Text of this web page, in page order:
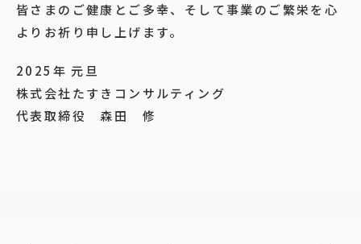
皆さまのご健康とご多幸、そして事業のご繁栄を心
よりお祈り申し上げます。
2025年 元旦
株式会社たすきコンサルティング
代表取締役 森田 修